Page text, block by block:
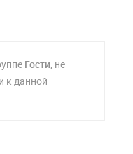
Гости, не
к данной